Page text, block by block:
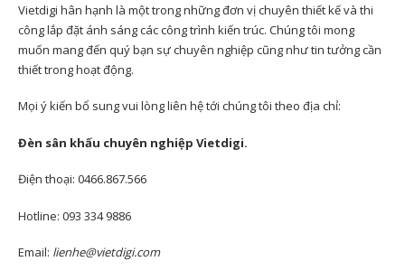
Vietdigi hân hạnh là một trong những đơn vị chuyên thiết kế và thi
công lắp đặt ánh sáng các công trình kiến trúc. Chúng tôi mong
muốn mang đến quý bạn sự chuyên nghiệp cũng như tin tưởng cần
thiết trong hoạt động.
Mọi ý kiến bổ sung vui lòng liên hệ tới chúng tôi theo địa chỉ:
Đèn sân khấu chuyên nghiệp Vietdigi.
Điện thoại: 0466.867.566
Hotline: 093 334 9886
Email: lienhe@vietdigi.com